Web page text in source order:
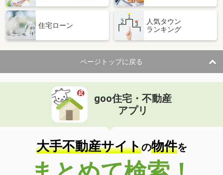
山形県山形市白山１丁目
27.50万円
住 所
山形県山形市白山１丁目
物件種別 貸事務所
使用面積 115.7m²
山形県山形市双葉町１丁目
価 格
住 所
山形県山形市双葉町１丁目
物件種別 貸その他
使用面積
-
山形県山形市双葉町１丁目
住宅ローン
人気タウン
ランキング
ページトップに戻る
goo住宅・不動産
アプリ
大手不動産サイトの物件を